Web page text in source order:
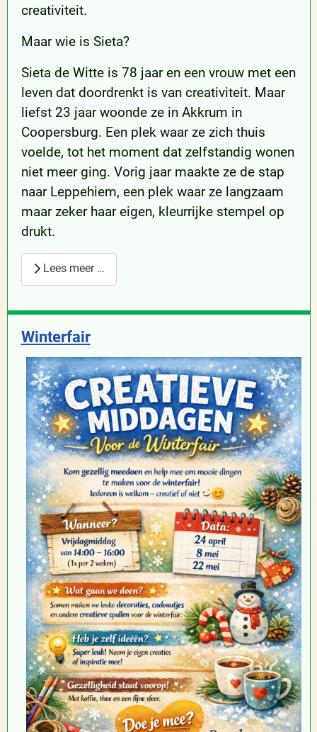
creativiteit.
Maar wie is Sieta?
Sieta de Witte is 78 jaar en een vrouw met een
leven dat doordrenkt is van creativiteit. Maar
liefst 23 jaar woonde ze in Akkrum in
Coopersburg. Een plek waar ze zich thuis
voelde, tot het moment dat zelfstandig wonen
niet meer ging. Vorig jaar maakte ze de stap
naar Leppehiem, een plek waar ze langzaam
maar zeker haar eigen, kleurrijke stempel op
drukt.
Lees meer …
Winterfair